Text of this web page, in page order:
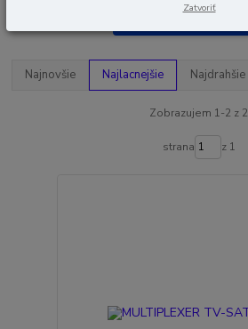
Najnovšie Najlacnejšie Najdrahšie
Zobrazujem 1-2 z 2
strana z 1
Zatvoriť